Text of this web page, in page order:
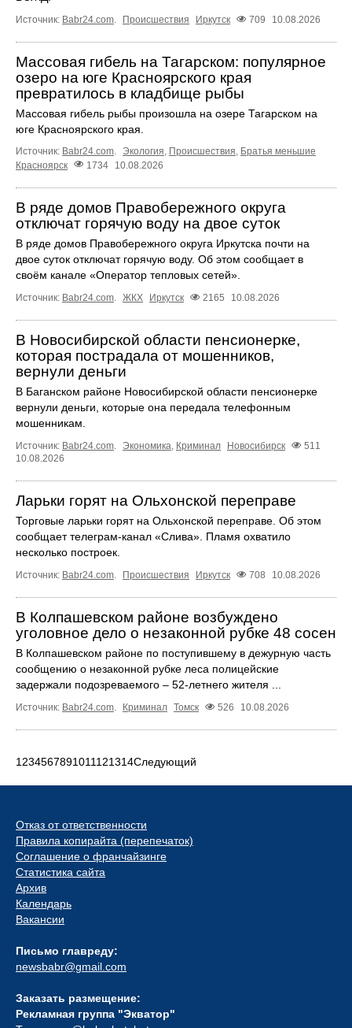
Источник: Babr24.com. Происшествия Иркутск 709 10.08.2026
Массовая гибель на Тагарском: популярное
озеро на юге Красноярского края
превратилось в кладбище рыбы
Массовая гибель рыбы произошла на озере Тагарском на
юге Красноярского края.
Источник: Babr24.com. Экология, Происшествия, Братья меньшие
Красноярск
1734 10.08.2026
В ряде домов Правобережного округа
отключат горячую воду на двое суток
В ряде домов Правобережного округа Иркутска почти на
двое суток отключат горячую воду. Об этом сообщает в
своём канале «Оператор тепловых сетей».
Источник: Babr24.com ЖКХ Иркутск 2165 10.08.2026
В Новосибирской области пенсионерке,
которая пострадала от мошенников,
вернули деньги
В Баганском районе Новосибирской области пенсионерке
вернули деньги, которые она передала телефонным
мошенникам.
Источник: Babr24.com Экономика Криминал Новосибирск
511
10.08.2026
Ларьки горят на Ольхонской переправе
Торговые ларьки горят на Ольхонской переправе. Об этом
сообщает телеграм-канал «Слива». Пламя охватило
несколько построек.
Источник: Babr24.com. Происшествия Иркутск 708 10.08.2026
В Колпашевском районе возбуждено
уголовное дело о незаконной рубке 48 сосен
В Колпашевском районе по поступившему в дежурную часть
сообщению о незаконной рубке леса полицейские
задержали подозреваемого – 52-летнего жителя ...
Источник: Babr24.com. Криминал Томск 526 10.08.2026
1 234567891011121314Следующий
Отказ от ответственности
Правила копирайта (перепечаток)
Соглашение о франчайзинге
Статистика сайта
Архив
Календарь
Вакансии
Письмо главреду:
newsbabr@gmail.com
Заказать размещение:
Рекламная группа "Экватор"